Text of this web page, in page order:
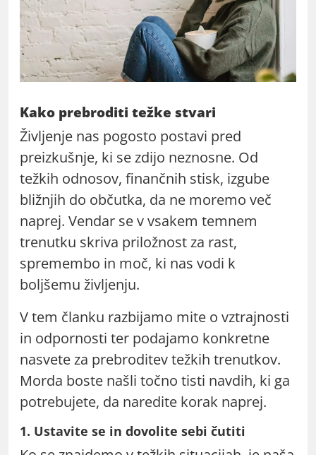
Kako prebroditi težke stvari
Življenje nas pogosto postavi pred
preizkušnje, ki se zdijo neznosne. Od
težkih odnosov, finančnih stisk, izgube
bližnjih do občutka, da ne moremo več
naprej. Vendar se v vsakem temnem
trenutku skriva priložnost za rast,
spremembo in moč, ki nas vodi k
boljšemu življenju.
V tem članku razbijamo mite o vztrajnosti
in odpornosti ter podajamo konkretne
nasvete za prebroditev težkih trenutkov.
Morda boste našli točno tisti navdih, ki ga
potrebujete, da naredite korak naprej.
1. Ustavite se in dovolite sebi čutiti